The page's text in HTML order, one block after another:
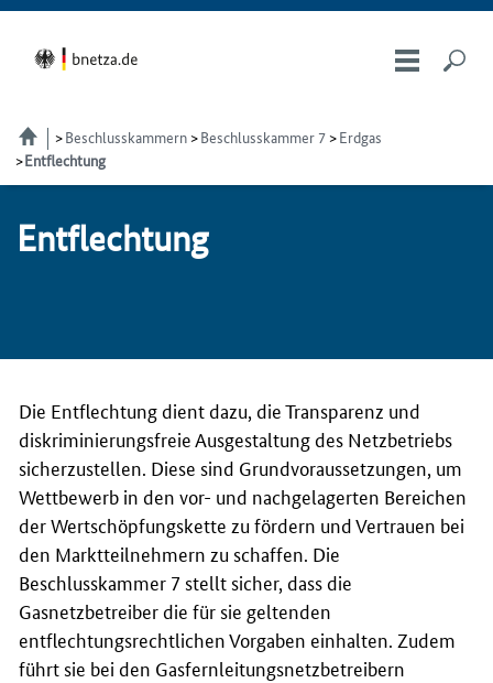
Beschlusskammern Beschlusskammer 7
Erdgas
Entflechtung
Entflechtung
Die Entflechtung dient dazu, die Transparenz und
diskriminierungsfreie Ausgestaltung des Netzbetriebs
sicherzustellen. Diese sind Grundvoraussetzungen, um
Wettbewerb in den vor- und nachgelagerten Bereichen
der Wertschöpfungskette zu fördern und Vertrauen bei
den Marktteilnehmern zu schaffen. Die
Beschlusskammer 7 stellt sicher, dass die
Gasnetzbetreiber die für sie geltenden
entflechtungsrechtlichen Vorgaben einhalten. Zudem
führt sie bei den Gasfernleitungsnetzbetreibern